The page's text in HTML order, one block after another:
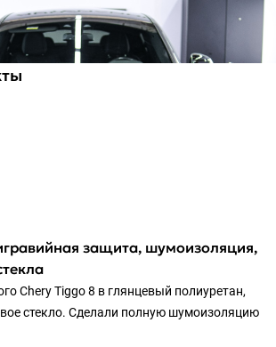
защита, шумоизоляция,
Chery Tiggo 8 в глянцевый полиуретан,
стекло. Сделали полную шумоизоляцию